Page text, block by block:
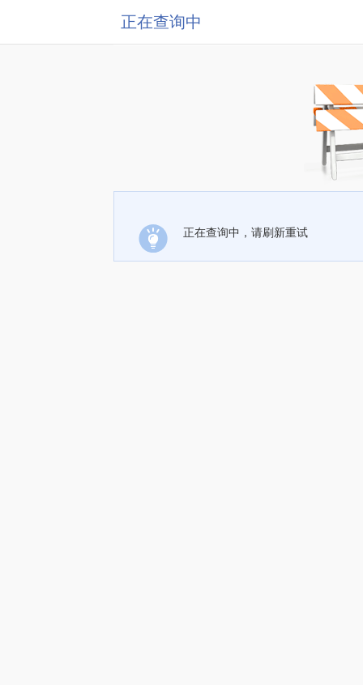
正在查询中
正在查询中，请刷新重试